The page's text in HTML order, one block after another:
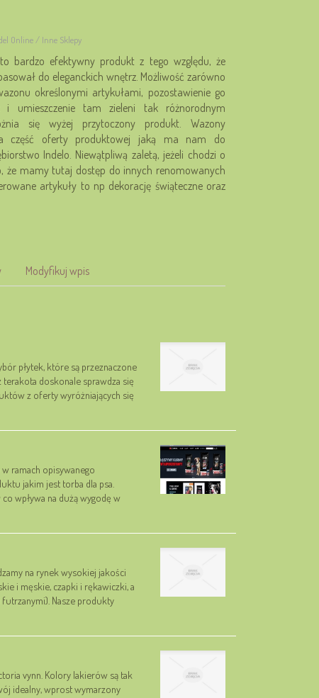
Online / Inne Sklepy
bardzo efektywny produkt z tego względu, że
do eleganckich wnętrz. Możliwość zarówno
określonymi artykułami, pozostawienie go
i umieszczenie tam zieleni tak różnorodnym
się wyżej przytoczony produkt. Wazony
część oferty produktowej jaką ma nam do
Indelo. Niewątpliwą zaletą, jeżeli chodzi o
że mamy tutaj dostęp do innych renomowanych
artykuły to np dekorację świąteczne oraz
Modyfikuj wpis
płytek, które są przeznaczone
terakota doskonale sprawdza się
z oferty wyróżniających się
ramach opisywanego
jakim jest torba dla psa.
wpływa na dużą wygodę w
na rynek wysokiej jakości
i męskie, czapki i rękawiczki, a
Nasze produkty
vynn. Kolory lakierów są tak
idealny, wprost wymarzony